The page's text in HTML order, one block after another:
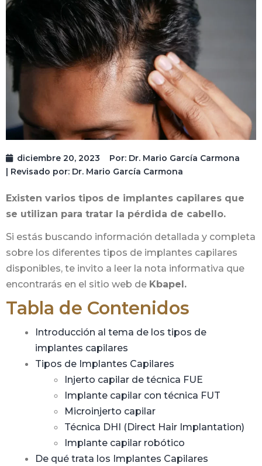
diciembre 20, 2023 Por: Dr. Mario García Carmona
| Revisado por: Dr. Mario García Carmona
Existen varios tipos de implantes capilares que
se utilizan para tratar la pérdida de cabello.
Si estás buscando información detallada y completa
sobre los diferentes tipos de implantes capilares
disponibles, te invito a leer la nota informativa que
encontrarás en el sitio web de Kbapel.
Tabla de Contenidos
Introducción al tema de los tipos de
implantes capilares
Tipos de Implantes Capilares
Injerto capilar de técnica FUE
Implante capilar con técnica FUT
Microinjerto capilar
Técnica DHI (Direct Hair Implantation)
Implante capilar robótico
De qué trata los Implantes Capilares